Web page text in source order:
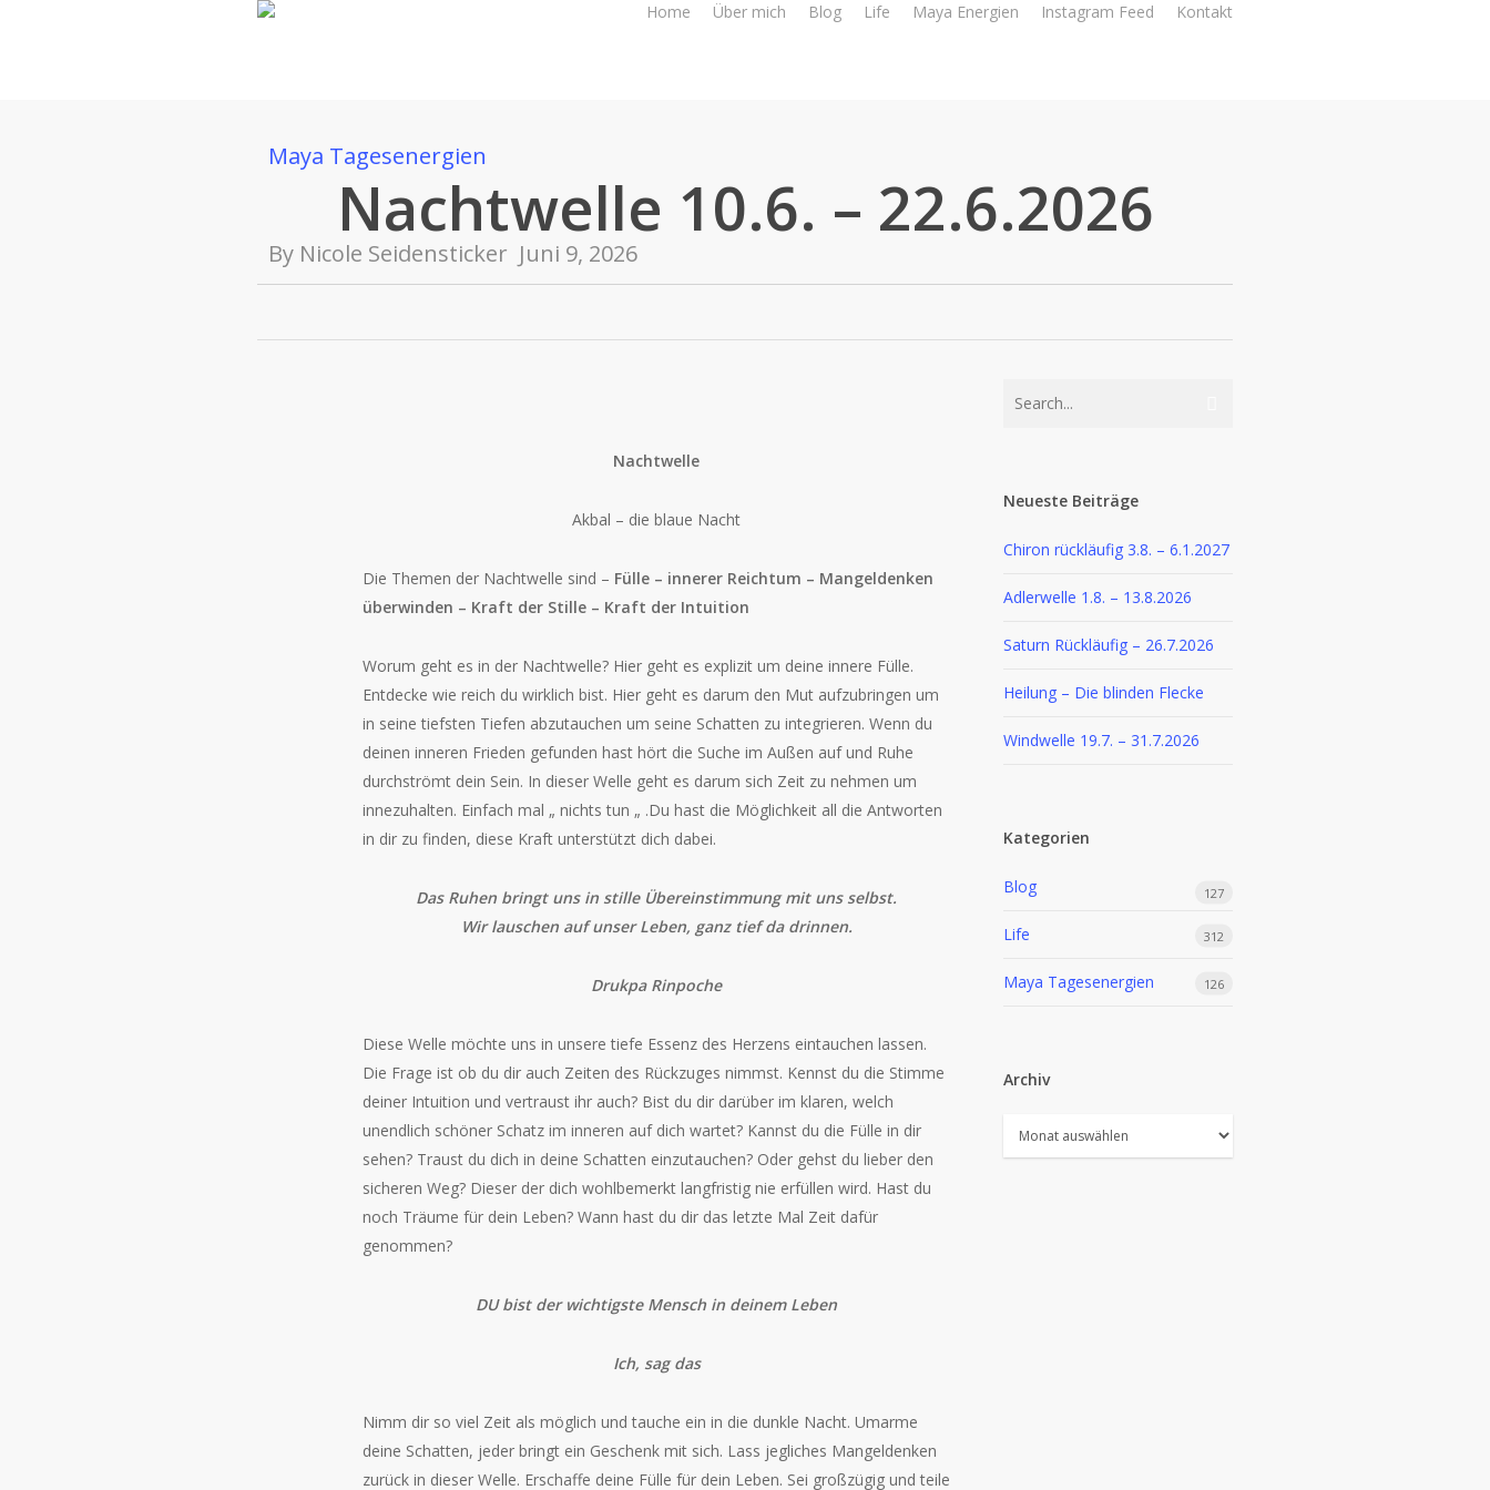
Home Über mich Blog Life Maya Energien Instagram Feed Kontakt
Maya Tagesenergien
Nachtwelle 10.6. – 22.6.2026
By Nicole Seidensticker Juni 9, 2026
Nachtwelle
Akbal – die blaue Nacht
Die Themen der Nachtwelle sind – Fülle – innerer Reichtum – Mangeldenken
überwinden – Kraft der Stille – Kraft der Intuition
Worum geht es in der Nachtwelle? Hier geht es explizit um deine innere Fülle.
Entdecke wie reich du wirklich bist. Hier geht es darum den Mut aufzubringen um
in seine tiefsten Tiefen abzutauchen um seine Schatten zu integrieren. Wenn du
deinen inneren Frieden gefunden hast hört die Suche im Außen auf und Ruhe
durchströmt dein Sein. In dieser Welle geht es darum sich Zeit zu nehmen um
innezuhalten. Einfach mal „ nichts tun „ .Du hast die Möglichkeit all die Antworten
in dir zu finden, diese Kraft unterstützt dich dabei.
Das Ruhen bringt uns in stille Übereinstimmung mit uns selbst.
Wir lauschen auf unser Leben, ganz tief da drinnen.
Drukpa Rinpoche
Diese Welle möchte uns in unsere tiefe Essenz des Herzens eintauchen lassen.
Die Frage ist ob du dir auch Zeiten des Rückzuges nimmst. Kennst du die Stimme
deiner Intuition und vertraust ihr auch? Bist du dir darüber im klaren, welch
unendlich schöner Schatz im inneren auf dich wartet? Kannst du die Fülle in dir
sehen? Traust du dich in deine Schatten einzutauchen? Oder gehst du lieber den
sicheren Weg? Dieser der dich wohlbemerkt langfristig nie erfüllen wird. Hast du
noch Träume für dein Leben? Wann hast du dir das letzte Mal Zeit dafür
genommen?
DU bist der wichtigste Mensch in deinem Leben
Ich, sag das
Nimm dir so viel Zeit als möglich und tauche ein in die dunkle Nacht. Umarme
deine Schatten, jeder bringt ein Geschenk mit sich. Lass jegliches Mangeldenken
zurück in dieser Welle. Erschaffe deine Fülle für dein Leben. Sei großzügig und teile
Neueste Beiträge
Chiron rückläufig 3.8. – 6.1.2027
Adlerwelle 1.8. – 13.8.2026
Saturn Rückläufig – 26.7.2026
Heilung – Die blinden Flecke
Windwelle 19.7. – 31.7.2026
Kategorien
Blog 127
Life 312
Maya Tagesenergien 126
Archiv
Archiv